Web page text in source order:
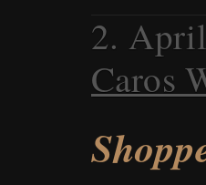
2.
Caros